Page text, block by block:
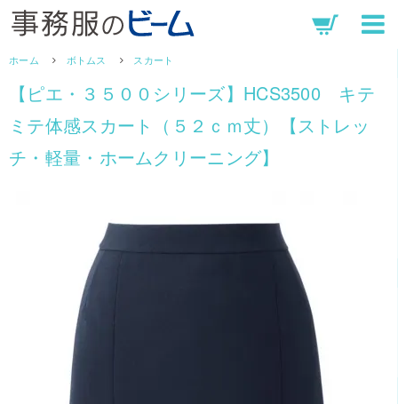
ホーム ボトムス スカート
【ピエ・３５００シリーズ】HCS3500 キテ
ミテ体感スカート（５２ｃｍ丈）【ストレッ
チ・軽量・ホームクリーニング】